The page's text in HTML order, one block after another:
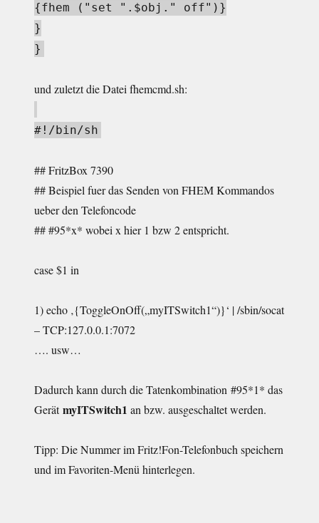
{fhem ("set ".$obj." off")}
}
}
und zuletzt die Datei fhemcmd.sh:
#!/bin/sh
## FritzBox 7390
## Beispiel fuer das Senden von FHEM Kommandos
ueber den Telefoncode
## #95*x* wobei x hier 1 bzw 2 entspricht.
case $1 in
1) echo ‚{ToggleOnOff(„myITSwitch1“)}‘ | /sbin/socat
– TCP:127.0.0.1:7072
…. usw…
Dadurch kann durch die Tatenkombination #95*1* das
GerätmyITSwitch1 an bzw. ausgeschaltet werden.
Tipp: Die Nummer im Fritz!Fon-Telefonbuch speichern
und im Favoriten-Menü hinterlegen.